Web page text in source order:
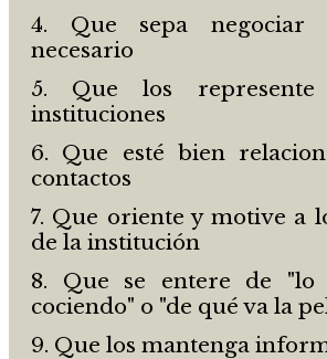
4. Que sepa negociar
necesario
5. Que los
instituciones
6. Que esté bien
contactos
7. Que oriente y motive a
de la institución
8. Que se entere de "lo
cociendo" o "de qué va la
9. Que los mantenga